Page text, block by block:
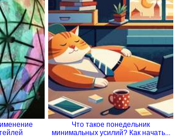
Что такое понедельник
минимальных усилий? Как начать...